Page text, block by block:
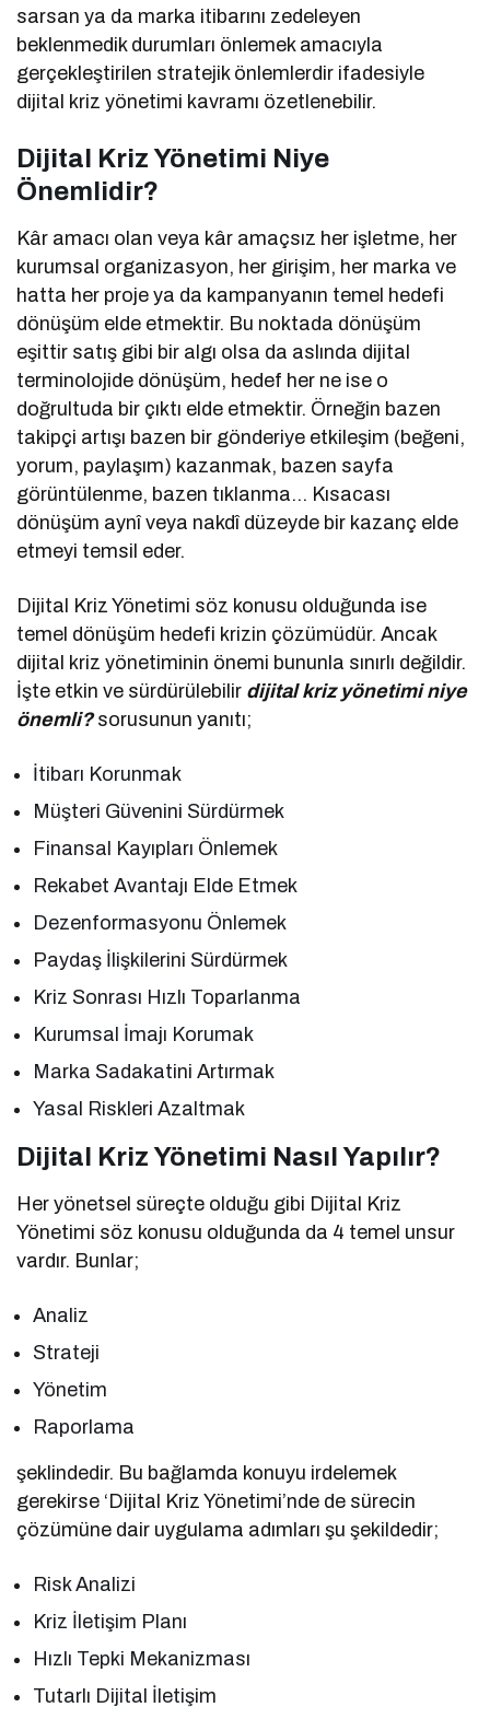
sarsan ya da marka itibarını zedeleyen
beklenmedik durumları önlemek amacıyla
gerçekleştirilen stratejik önlemlerdir ifadesiyle
dijital kriz yönetimi kavramı özetlenebilir.
Dijital Kriz Yönetimi Niye
Önemlidir?
Kâr amacı olan veya kâr amaçsız her işletme, her
kurumsal organizasyon, her girişim, her marka ve
hatta her proje ya da kampanyanın temel hedefi
dönüşüm elde etmektir. Bu noktada dönüşüm
eşittir satış gibi bir algı olsa da aslında dijital
terminolojide dönüşüm, hedef her ne ise o
doğrultuda bir çıktı elde etmektir. Örneğin bazen
takipçi artışı bazen bir gönderiye etkileşim (beğeni,
yorum, paylaşım) kazanmak, bazen sayfa
görüntülenme, bazen tıklanma… Kısacası
dönüşüm aynî veya nakdî düzeyde bir kazanç elde
etmeyi temsil eder.
Dijital Kriz Yönetimi söz konusu olduğunda ise
temel dönüşüm hedefi krizin çözümüdür. Ancak
dijital kriz yönetiminin önemi bununla sınırlı değildir.
İşte etkin ve sürdürülebilir dijital kriz yönetimi niye
önemli? sorusunun yanıtı;
İtibarı Korunmak
Müşteri Güvenini Sürdürmek
Finansal Kayıpları Önlemek
Rekabet Avantajı Elde Etmek
Dezenformasyonu Önlemek
Paydaş İlişkilerini Sürdürmek
Kriz Sonrası Hızlı Toparlanma
Kurumsal İmajı Korumak
Marka Sadakatini Artırmak
Yasal Riskleri Azaltmak
Dijital Kriz Yönetimi Nasıl Yapılır?
Her yönetsel süreçte olduğu gibi Dijital Kriz
Yönetimi söz konusu olduğunda da 4 temel unsur
vardır. Bunlar;
Analiz
Strateji
Yönetim
Raporlama
şeklindedir. Bu bağlamda konuyu irdelemek
gerekirse ‘Dijital Kriz Yönetimi’nde de sürecin
çözümüne dair uygulama adımları şu şekildedir;
Risk Analizi
Kriz İletişim Planı
Hızlı Tepki Mekanizması
Tutarlı Dijital İletişim